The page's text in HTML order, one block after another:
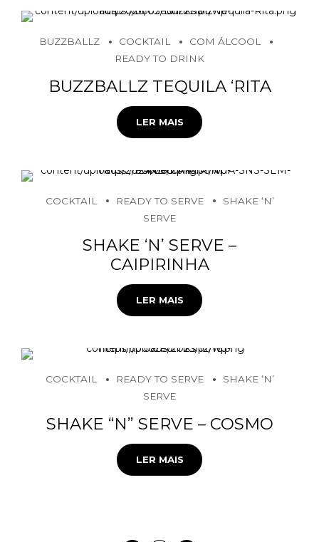
BUZZBALLZ COCKTAIL
COM ÁLCOOL
READY TO DRINK
BUZZBALLZ TEQUILA ‘RITA
LER MAIS
COCKTAIL READY TO SERVE
SHAKE ‘N’
SERVE
SHAKE ‘N’ SERVE –
CAIPIRINHA
LER MAIS
COCKTAIL READY TO SERVE
SHAKE ‘N’
SERVE
SHAKE “N” SERVE – COSMO
LER MAIS